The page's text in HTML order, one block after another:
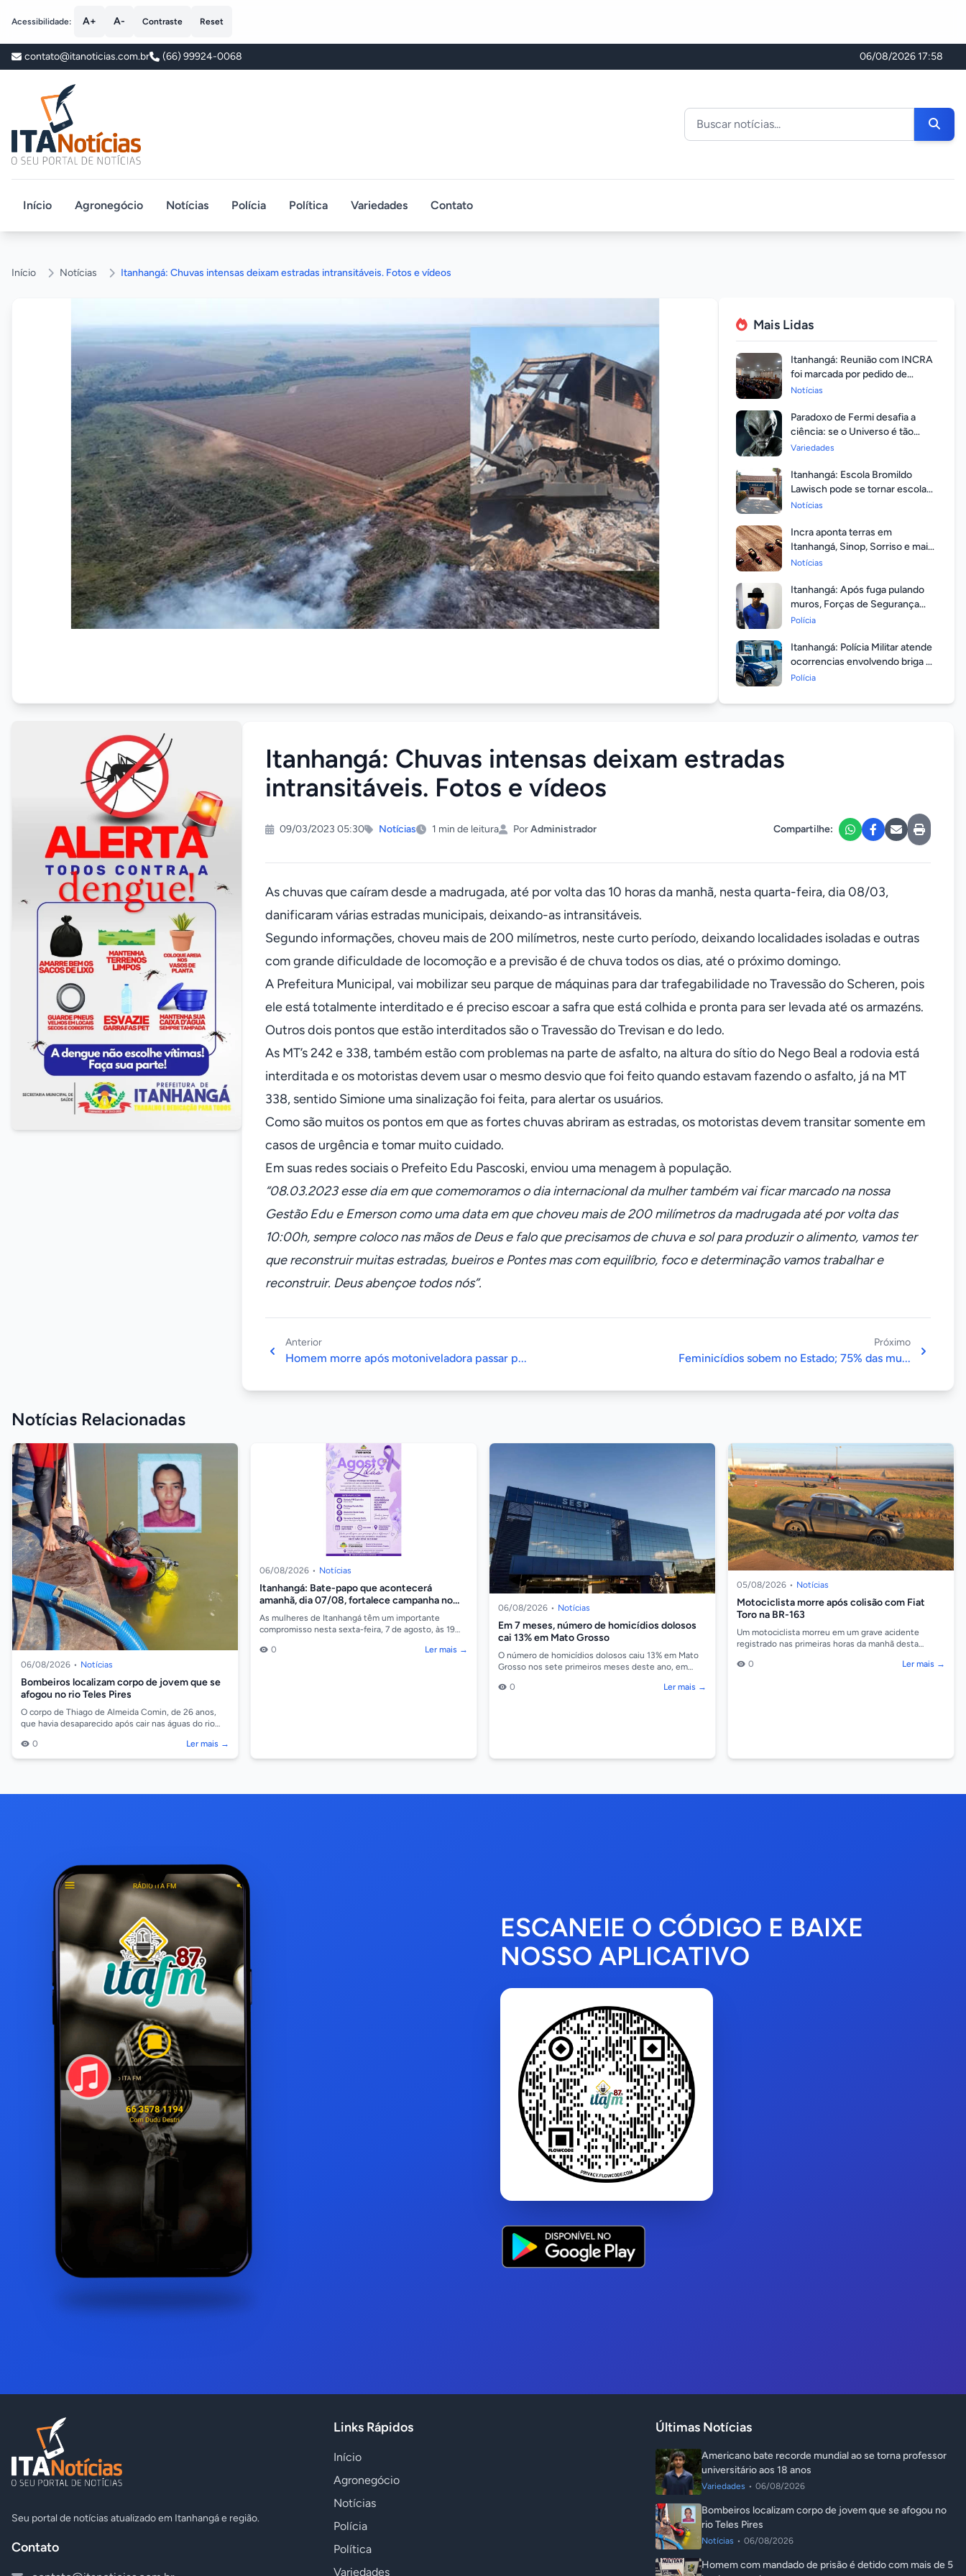
Acessibilidade: A+ A- Contraste Reset
contato@itanoticias.com.br (66) 99924-0068 06/08/2026 17:58
ITA Notícias
Buscar noticias
Início Agronegócio Notícias Polícia Política Variedades Contato
Início Notícias Itanhangá: Chuvas intensas deixam estradas intransitáveis. Fotos e vídeos
Mais Lidas
Itanhangá: Reunião com INCRA
foi marcada por pedido de
regularização pela população
Notícias
Paradoxo de Fermi desafia a
ciência: se o Universo é tão
vasto, por que ninguém
Variedades
Itanhangá: Escola Bromildo
Lawisch pode se tornar escola
cívico-militar
Notícias
Incra aponta terras em
Itanhangá, Sinop, Sorriso e mais
14 entre as com maior
Notícias
Itanhangá: Após fuga pulando
muros, Forças de Segurança
prendem homem com mandato
Polícia
Itanhangá: Polícia Militar atende
ocorrencias envolvendo briga de
casais durante feriado
Polícia
Itanhangá: Chuvas intensas deixam estradas
intransitáveis. Fotos e vídeos
09/03/2023 05:30 Notícias 1 min de leitura PorAdministrador Compartilhe:
As chuvas que caíram desde a madrugada, até por volta das 10 horas da manhã, nesta quarta-feira, dia 08/03,
danificaram várias estradas municipais, deixando-as intransitáveis.
Segundo informações, choveu mais de 200 milímetros, neste curto período, deixando localidades isoladas e outras
com grande dificuldade de locomoção e a previsão é de chuva todos os dias, até o próximo domingo.
A Prefeitura Municipal, vai mobilizar seu parque de máquinas para dar trafegabilidade no Travessão do Scheren, pois
ele está totalmente interditado e é preciso escoar a safra que está colhida e pronta para ser levada até os armazéns.
Outros dois pontos que estão interditados são o Travessão do Trevisan e do Iedo.
As MT’s 242 e 338, também estão com problemas na parte de asfalto, na altura do sítio do Nego Beal a rodovia está
interditada e os motoristas devem usar o mesmo desvio que foi feito quando estavam fazendo o asfalto, já na MT
338, sentido Simione uma sinalização foi feita, para alertar os usuários.
Como são muitos os pontos em que as fortes chuvas abriram as estradas, os motoristas devem transitar somente em
casos de urgência e tomar muito cuidado.
Em suas redes sociais o Prefeito Edu Pascoski, enviou uma menagem à população.
“08.03.2023 esse dia em que comemoramos o dia internacional da mulher também vai ficar marcado na nossa
Gestão Edu e Emerson como uma data em que choveu mais de 200 milímetros da madrugada até por volta das
10:00h, sempre coloco nas mãos de Deus e falo que precisamos de chuva e sol para produzir o alimento, vamos ter
que reconstruir muitas estradas, bueiros e Pontes mas com equilíbrio, foco e determinação vamos trabalhar e
reconstruir. Deus abençoe todos nós”.
Anterior
Homem morre após motoniveladora passar p...
Próximo
Feminicídios sobem no Estado; 75% das mu...
Notícias Relacionadas
06/08/2026 • Notícias
Bombeiros localizam corpo de jovem que se
afogou no rio Teles Pires
O corpo de Thiago de Almeida Comin, de 26 anos,
que havia desaparecido após cair nas águas do rio
So...
0 Ler mais →
06/08/2026 • Notícias
Itanhangá: Bate-papo que acontecerá
amanhã, dia 07/08, fortalece campanha no
combate a violência contra a mulher
As mulheres de Itanhangá têm um importante
compromisso nesta sexta-feira, 7 de agosto, às 19
bate-p...
0 Ler mais →
06/08/2026 • Notícias
Em 7 meses, número de homicídios dolosos
cai 13% em Mato Grosso
O número de homicídios dolosos caiu 13% em Mato
Grosso nos sete primeiros meses deste ano, em
Os dados...
0 Ler mais →
05/08/2026 • Notícias
Motociclista morre após colisão com Fiat
Toro na BR-163
Um motociclista morreu em um grave acidente
registrado nas primeiras horas da manhã desta
colisão...
0 Ler mais →
ESCANEIE O CÓDIGO E BAIXE
NOSSO APLICATIVO
Seu portal de notícias atualizado em Itanhangá e região.
Contato
Links Rápidos
Início
Agronegócio
Notícias
Polícia
Política
Variedades
Últimas Notícias
Americano bate recorde mundial ao se torna professor
universitário aos 18 anos
Variedades • 06/08/2026
Bombeiros localizam corpo de jovem que se afogou no
rio Teles Pires
Notícias • 06/08/2026
Homem com mandado de prisão é detido com mais de 5